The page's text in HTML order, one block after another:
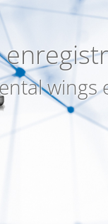
wings